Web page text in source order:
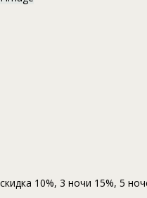
10%, 3 ночи 15%, 5